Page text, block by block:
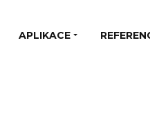
APLIKACE